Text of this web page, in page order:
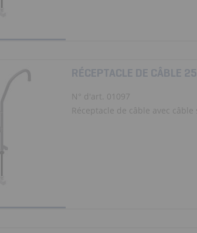
RÉCEPTACLE DE CÂBLE
N° d'art. 01097
Réceptacle de câble avec